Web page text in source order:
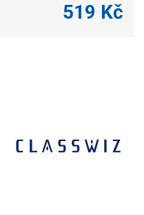
519 Kč